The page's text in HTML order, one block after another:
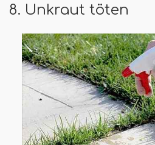
8. Unkraut töten